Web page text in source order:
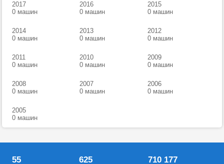
2017
0 машин
2016
0 машин
2015
0 машин
2014
0 машин
2013
0 машин
2012
0 машин
2011
0 машин
2010
0 машин
2009
0 машин
2008
0 машин
2007
0 машин
2006
0 машин
2005
0 машин
55 625 710 177